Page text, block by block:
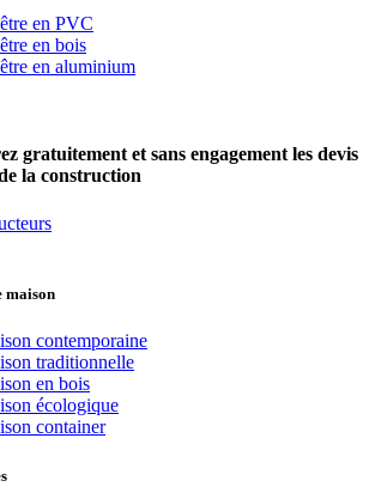
en PVC
en bois
en aluminium
gratuitement et sans engagement les devis
la construction
maison
contemporaine
traditionnelle
en bois
écologique
container